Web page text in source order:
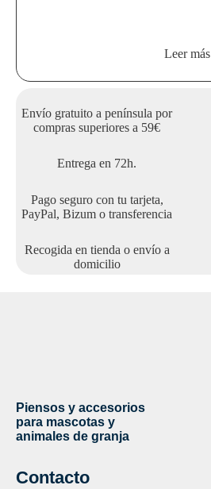
Leer más
Envío gratuito a península por
compras superiores a 59€
Entrega en 72h.
Pago seguro con tu tarjeta,
PayPal, Bizum o transferencia
Recogida en tienda o envío a
domicilio
Piensos y accesorios
para mascotas y
animales de granja
Contacto